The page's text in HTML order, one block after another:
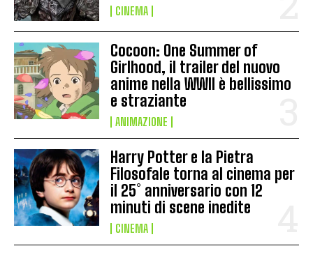
CINEMA
Cocoon: One Summer of
Girlhood, il trailer del nuovo
anime nella WWII è bellissimo
e straziante
ANIMAZIONE
Harry Potter e la Pietra
Filosofale torna al cinema per
il 25° anniversario con 12
minuti di scene inedite
CINEMA